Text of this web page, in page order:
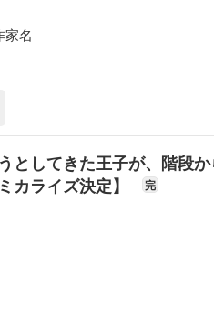
家名
としてきた王子が、階段
カライズ決定】
完